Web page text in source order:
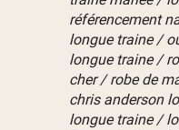
référencement
longue traine /
longue traine /
cher / robe de
chris anderson
longue traine /